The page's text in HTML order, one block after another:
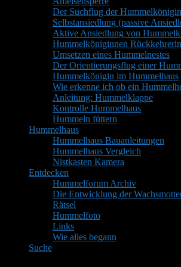
Der Suchflug der Hummelkönigin
Selbstansiedlung (passive
Aktive Ansiedlung von
Hummelköniginnen
Umsetzen eines Hummelnestes
Der Orientierungsflug einer
Hummelkönigin im Hummelhaus
Wie erkenne ich ob ein
Anleitung: Hummelklappe
Kontrolle Hummelhaus
Hummeln füttern
Hummelhaus
Hummelhaus Bauanleitungen
Hummelhaus Vergleich
Nistkasten Kamera
Entdecken
Hummelforum Archiv
Die Entwicklung der
Rätsel
Hummelfoto
Links
Wie alles begann
Suche